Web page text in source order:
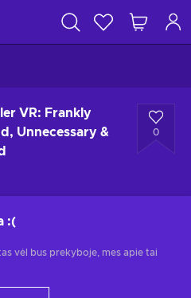
VR: Frankly
Unnecessary &
0
:(
vėl bus prekyboje, mes apie tai